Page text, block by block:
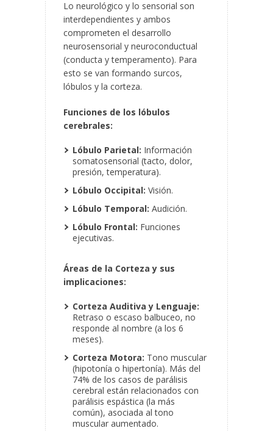
Lo neurológico y lo sensorial son
interdependientes y ambos
comprometen el desarrollo
neurosensorial y neuroconductual
(conducta y temperamento). Para
esto se van formando surcos,
lóbulos y la corteza.
Funciones de los lóbulos
cerebrales:
Lóbulo Parietal: Información
somatosensorial (tacto, dolor,
presión, temperatura).
Lóbulo Occipital: Visión.
Lóbulo Temporal: Audición.
Lóbulo Frontal: Funciones
ejecutivas.
Áreas de la Corteza y sus
implicaciones:
Corteza Auditiva y Lenguaje:
Retraso o escaso balbuceo, no
responde al nombre (a los 6
meses).
Corteza Motora: Tono muscular
(hipotonía o hipertonía). Más del
74% de los casos de parálisis
cerebral están relacionados con
parálisis espástica (la más
común), asociada al tono
muscular aumentado.